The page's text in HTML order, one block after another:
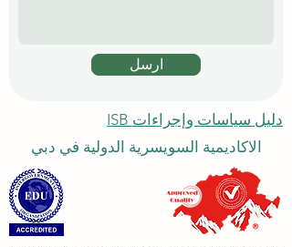
ارسل
دليل سياسات وإجراءات ISB
الاكاديمية السويسرية الدولية في دبي